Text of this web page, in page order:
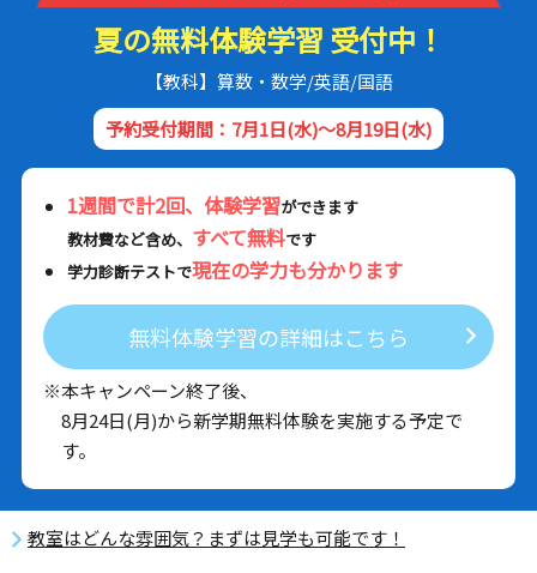
夏の無料体験学習 受付中！
【教科】算数・数学/英語/国語
予約受付期間：7月1日(水)～8月19日(水)
1週間で計2回、体験学習ができます
教材費など含め、 すべて無料です
学力診断テストで現在の学力も分かります
無料体験学習の詳細はこちら
※本キャンペーン終了後、
8月24日(月)から新学期無料体験を実施する予定で
す。
教室はどんな雰囲気？まずは見学も可能です！